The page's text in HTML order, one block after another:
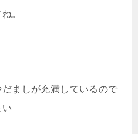
。
ましが充満しているので